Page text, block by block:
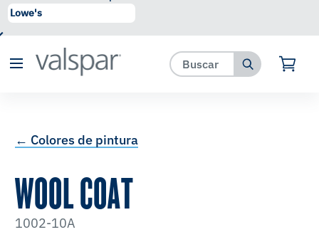
se ha agregado a favoritos.
← Colores de pintura
WOOL COAT
1002-10A